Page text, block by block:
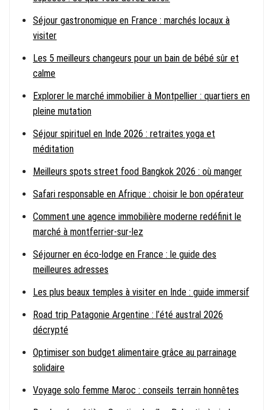
Séjour gastronomique en France : marchés locaux à
visiter
Les 5 meilleurs changeurs pour un bain de bébé sûr et
calme
Explorer le marché immobilier à Montpellier : quartiers en
pleine mutation
Séjour spirituel en Inde 2026 : retraites yoga et
méditation
Meilleurs spots street food Bangkok 2026 : où manger
Safari responsable en Afrique : choisir le bon opérateur
Comment une agence immobilière moderne redéfinit le
marché à montferrier-sur-lez
Séjourner en éco-lodge en France : le guide des
meilleures adresses
Les plus beaux temples à visiter en Inde : guide immersif
Road trip Patagonie Argentine : l’été austral 2026
décrypté
Optimiser son budget alimentaire grâce au parrainage
solidaire
Voyage solo femme Maroc : conseils terrain honnêtes